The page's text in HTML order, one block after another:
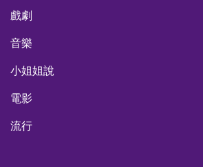
戲劇
音樂
小姐姐說
電影
流行